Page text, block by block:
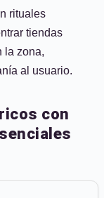
rituales
tiendas
la zona,
al usuario.
con